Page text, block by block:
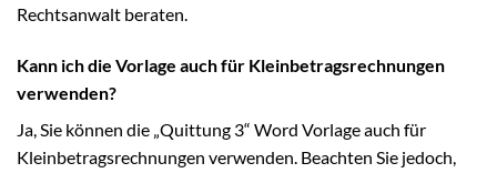
Rechtsanwalt beraten.
Kann ich die Vorlage auch für Kleinbetragsrechnungen
verwenden?
Ja, Sie können die „Quittung 3“ Word Vorlage auch für
Kleinbetragsrechnungen verwenden. Beachten Sie jedoch,